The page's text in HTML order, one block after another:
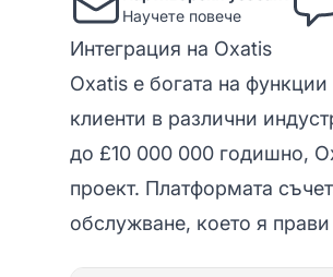
Научете повече
Интеграция на Oxatis
Oxatis е богата на
клиенти в различни
до £10 000 000 годишно,
проект. Платформата
обслужване, което я